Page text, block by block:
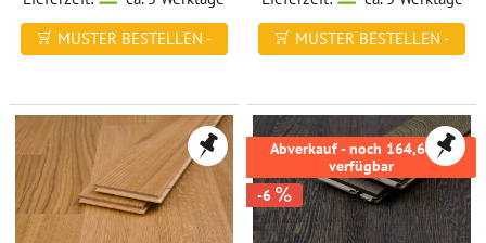
MUSTER BESTELLEN -
MUSTER BESTELLEN -
Abverkauf - noch 164,64m²
verfügbar
-6